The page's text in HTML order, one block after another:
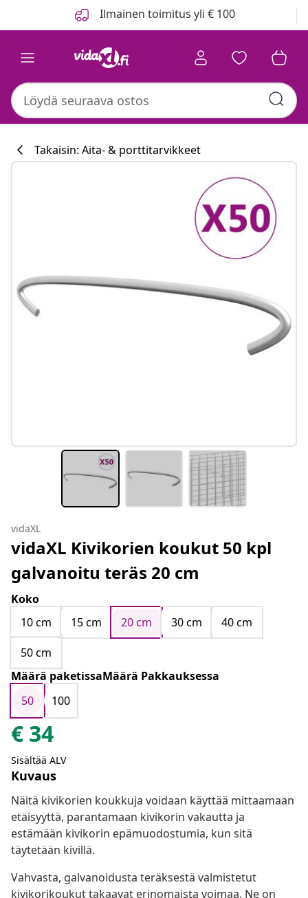
Ilmainen toimitus yli € 100
Takaisin: Aita- & porttitarvikkeet
vidaXL
vidaXL Kivikorien koukut 50 kpl
galvanoitu teräs 20 cm
Koko
10 cm
15 cm 20 cm 30 cm
40 cm
50 cm
Määrä paketissaMäärä Pakkauksessa
50
100
€ 34
Sisältää ALV
Kuvaus
Näitä kivikorien koukkuja voidaan käyttää mittaamaan
etäisyyttä, parantamaan kivikorin vakautta ja
estämään kivikorin epämuodostumia, kun sitä
täytetään kivillä.
Vahvasta, galvanoidusta teräksestä valmistetut
kivikorikoukut takaavat erinomaista voimaa. Ne on